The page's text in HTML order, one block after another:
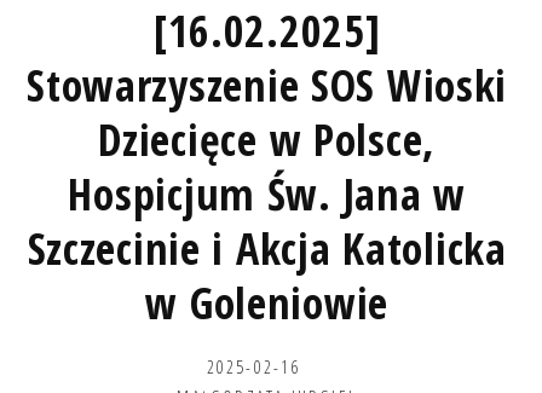
[16.02.2025]
Stowarzyszenie SOS Wioski
Dziecięce w Polsce,
Hospicjum Św. Jana w
Szczecinie i Akcja Katolicka
w Goleniowie
2025-02-16